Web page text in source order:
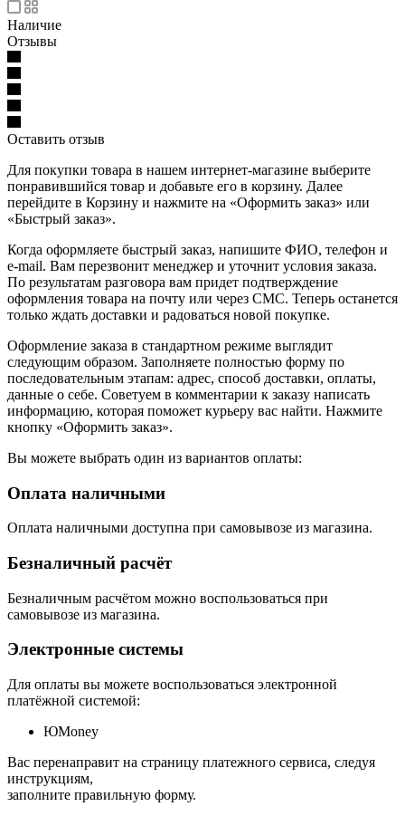
Наличие
Отзывы
Оставить отзыв
Для покупки товара в нашем интернет-магазине выберите
понравившийся товар и добавьте его в корзину. Далее
перейдите в Корзину и нажмите на «Оформить заказ» или
«Быстрый заказ».
Когда оформляете быстрый заказ, напишите ФИО, телефон и
e-mail. Вам перезвонит менеджер и уточнит условия заказа.
По результатам разговора вам придет подтверждение
оформления товара на почту или через СМС. Теперь останется
только ждать доставки и радоваться новой покупке.
Оформление заказа в стандартном режиме выглядит
следующим образом. Заполняете полностью форму по
последовательным этапам: адрес, способ доставки, оплаты,
данные о себе. Советуем в комментарии к заказу написать
информацию, которая поможет курьеру вас найти. Нажмите
кнопку «Оформить заказ».
Вы можете выбрать один из вариантов оплаты:
Оплата наличными
Оплата наличными доступна при самовывозе из магазина.
Безналичный расчёт
Безналичным расчётом можно воспользоваться при
самовывозе из магазина.
Электронные системы
Для оплаты вы можете воспользоваться электронной
платёжной системой:
ЮMoney
Вас перенаправит на страницу платежного сервиса, следуя
инструкциям,
заполните правильную форму.